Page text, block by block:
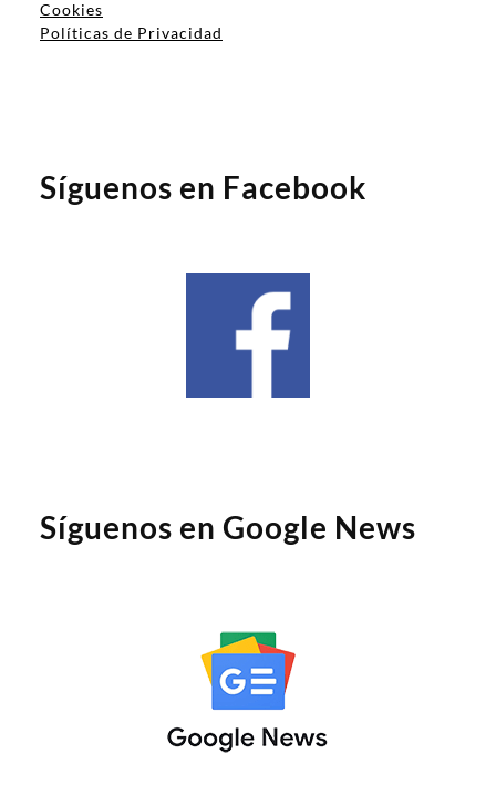
Cookies
Políticas de Privacidad
Síguenos en Facebook
Síguenos en Google News